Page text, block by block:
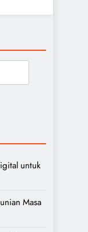
untuk
Masa